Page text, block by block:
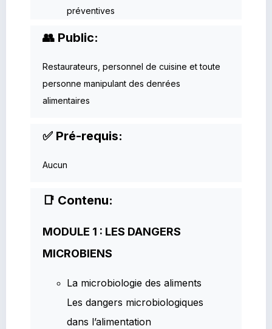
préventives
👥 Public:
Restaurateurs, personnel de cuisine et toute
personne manipulant des denrées
alimentaires
✅ Pré-requis:
Aucun
📑 Contenu:
MODULE 1 : LES DANGERS
MICROBIENS
La microbiologie des aliments
Les dangers microbiologiques
dans l’alimentation